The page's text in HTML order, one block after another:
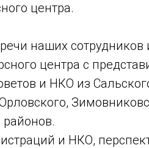
центра.
наших сотрудников
центра с
и НКО из
и НКО,